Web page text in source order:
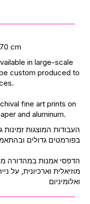
cm
in large-scale
custom produced to
fine art prints on
and aluminum.
העבודות המוצגות
בפורמטים גדולים
הדפסי אמנות במהדורה
מוזיאלית וארכיונית, על
ואלומיניום